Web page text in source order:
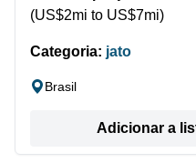
(US$2mi to US$7mi)
Categoria: jato
Brasil
Adicionar a